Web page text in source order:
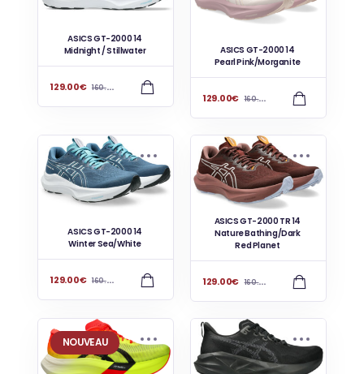
ASICS GT-2000 14
Midnight / Stillwater
129.00€ 160.00
ASICS GT-2000 14
Pearl Pink/Morganite
129.00€ 160.00
ASICS GT-2000 14
Winter Sea/White
129.00€ 160.00
ASICS GT-2000 TR 14
Nature Bathing/Dark
Red Planet
129.00€ 160.00
NOUVEAU